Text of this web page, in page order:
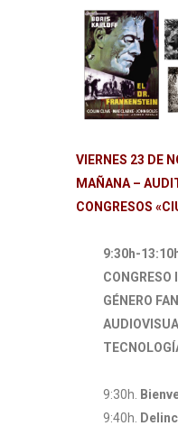
VIERNES 23 DE
MAÑANA –
CONGRESOS
9:30h-
CONGRESO
GÉNERO
9:30h.
9:40h.